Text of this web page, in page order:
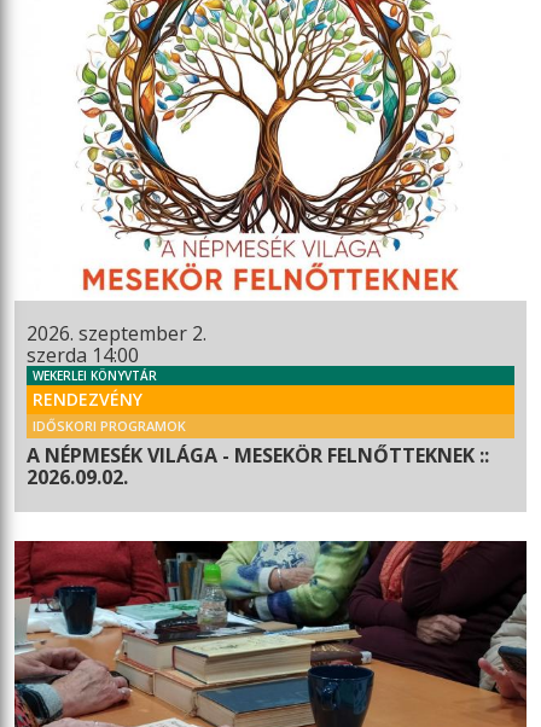
2026. szeptember 2.
szerda 14:00
WEKERLEI KÖNYVTÁR
RENDEZVÉNY
IDŐSKORI PROGRAMOK
A NÉPMESÉK VILÁGA - MESEKÖR FELNŐTTEKNEK ::
2026.09.02.